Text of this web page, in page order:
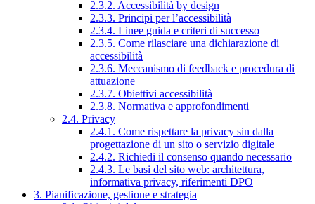
2.3.2. Accessibilità by design
2.3.3. Principi per l’accessibilità
2.3.4. Linee guida e criteri di successo
2.3.5. Come rilasciare una dichiarazione di
accessibilità
2.3.6. Meccanismo di feedback e procedura di
attuazione
2.3.7. Obiettivi accessibilità
2.3.8. Normativa e approfondimenti
2.4. Privacy
2.4.1. Come rispettare la privacy sin dalla
progettazione di un sito o servizio digitale
2.4.2. Richiedi il consenso quando necessario
2.4.3. Le basi del sito web: architettura,
informativa privacy, riferimenti DPO
3. Pianificazione, gestione e strategia